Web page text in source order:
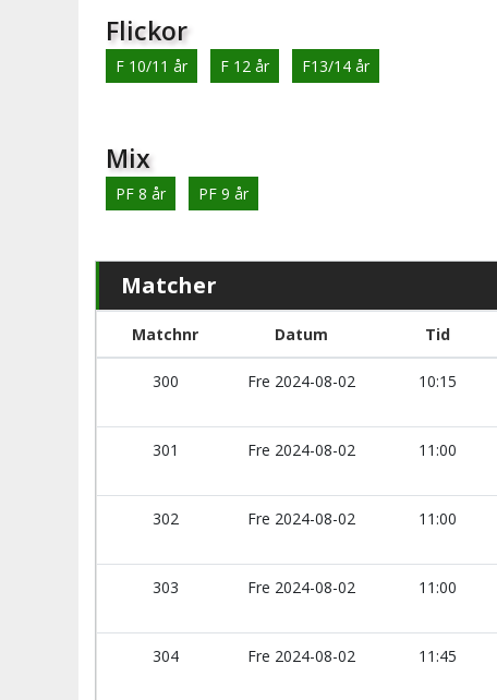
Flickor
F 10/11 år F 12 år F13/14 år
Mix
PF 8 år PF 9 år
Matcher
Matchnr Datum Tid
300 Fre 2024-08-02 10:15
301 Fre 2024-08-02 11:00
302 Fre 2024-08-02 11:00
303 Fre 2024-08-02 11:00
304 Fre 2024-08-02 11:45